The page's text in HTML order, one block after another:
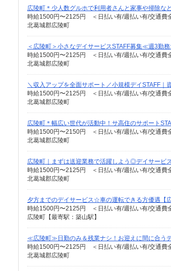
広陵町＊少人数グルホで利用者さんと家事や掃除な
時給1500円〜2125円 ＜日払い有/週払い有/交通費
北葛城郡広陵町
＜広陵町＞小さなデイサービスSTAFF募集≪週3
時給1500円〜2125円 ＜日払い有/週払い有/交通費
北葛城郡広陵町
＼収入アップを全面サポート／小規模デイSTAFF｜
時給1500円〜2125円 ＜日払い有/週払い有/交通費
北葛城郡広陵町
広陵町＊幅広い世代が活動中！サ高住のサポート
時給1500円〜2150円 ＜日払い有/週払い有/交通費
北葛城郡広陵町
広陵町｜まずは送迎業務で活躍しよう◎デイサービ
時給1500円〜2125円 ＜日払い有/週払い有/交通費
北葛城郡広陵町
夕方までのデイサービス☆車の運転できる方優遇【広
時給1500円〜2125円 ＜日払い有/週払い有/交通費
広陵町【最寄駅：築山駅】
≪広陵町≫日勤のみ＆残業ナシ！お迎えに間に合う
時給1500円〜2125円 ＜日払い有/週払い有/交通費
北葛城郡広陵町